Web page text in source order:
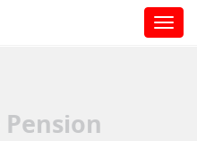
Pension